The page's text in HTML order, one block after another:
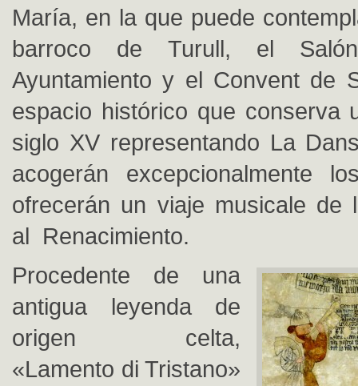
María, en la que puede
barroco de Turull, el
Ayuntamiento y el Convent de
espacio histórico que conserva
siglo XV representando La
acogerán excepcionalmente
ofrecerán un viaje musicale de
al Renacimiento.
Procedente de una
antigua leyenda de
origen celta,
«Lamento di Tristano»